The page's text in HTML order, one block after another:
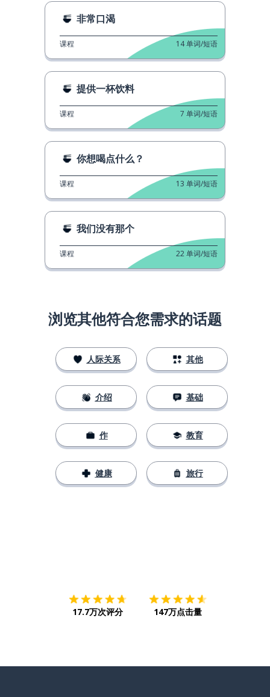
非常口渴
课程 14单词/短语
提供一杯饮料
课程 7 单词/短语
你想喝点什么？
课程 13 单词/短语
我们没有那个
课程 22单词/短语
浏览其他符合您需求的话题
人际关系
介绍
作
健康
其他
基础
教育
旅行
17.7万次评分 147万点击量